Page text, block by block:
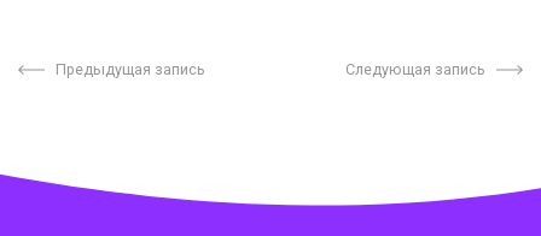
Предыдущая запись Следующая запись